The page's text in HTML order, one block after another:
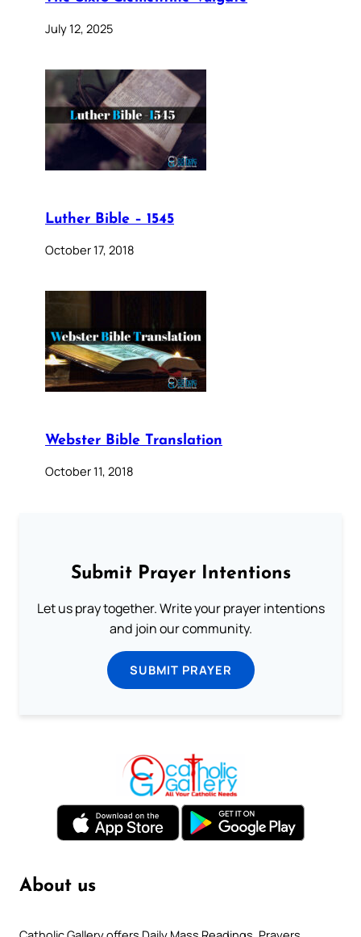
July 12, 2025
Luther Bible – 1545
October 17, 2018
Webster Bible Translation
October 11, 2018
Submit Prayer Intentions
Let us pray together. Write your prayer intentions
and join our community.
SUBMIT PRAYER
About us